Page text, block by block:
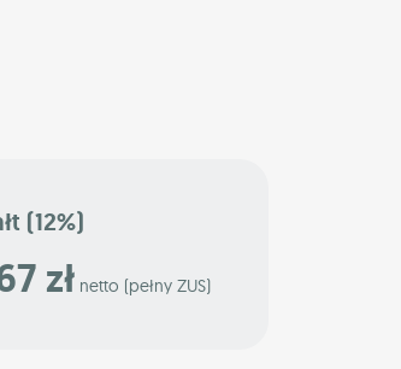
(12%)
zł netto (pełny ZUS)